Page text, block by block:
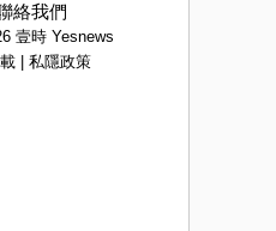
絡我們
壹時 Yesnews
| 私隱政策